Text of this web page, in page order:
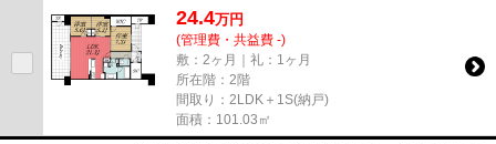
24.4万円
(管理費・共益費 -)
敷：2ヶ月｜礼：1ヶ月
所在階：2階
間取り：2LDK＋1S(納戸)
面積：101.03㎡